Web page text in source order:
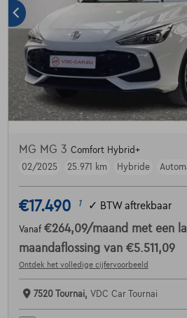
MG MG 3 Comfort Hybrid+
02/2025
25.971 km Hybride
€17.490 1 ✓ BTW aftrekbaar
Vanaf €264,09/maand met een
maandaflossing van €5.511,09
Ontdek het volledige cijfervoorbeeld
7520 Tournai, VDC Car Tournai